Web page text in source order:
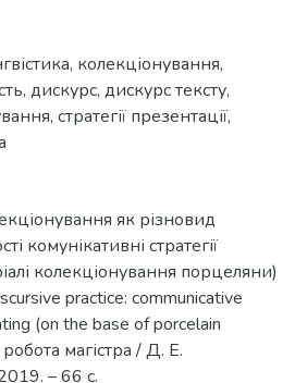
, колекціонування,
, дискурс, дискурс тексту,
, стратегії презентації,
як різновид
комунікативні стратегії
колекціонування порцеляни)
practice: communicative
(on the base of porcelain
магістра / Д. Е.
– 66 с.